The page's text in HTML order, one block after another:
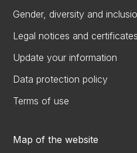
Gender, diversity and
Legal notices and certificates
Update your information
Data protection policy
Terms of use
Map of the website